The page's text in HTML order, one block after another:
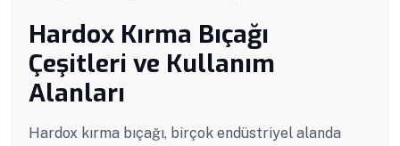
Hardox Kırma Bıçağı
Çeşitleri ve Kullanım
Alanları
Hardox kırma bıçağı, birçok endüstriyel alanda